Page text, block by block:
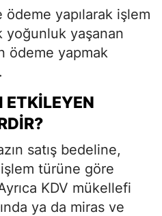
yapılarak işlem
yoğunluk yaşanan
ödeme yapmak
ETKILEYEN
satış bedeline,
türüne göre
KDV mükellefi
ya da miras ve